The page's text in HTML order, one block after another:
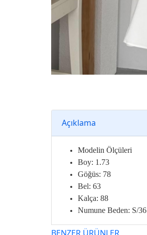
Açıklama
Modelin Ölçüleri
Boy: 1.73
Göğüs: 78
Bel: 63
Kalça: 88
Numune Beden: S/36